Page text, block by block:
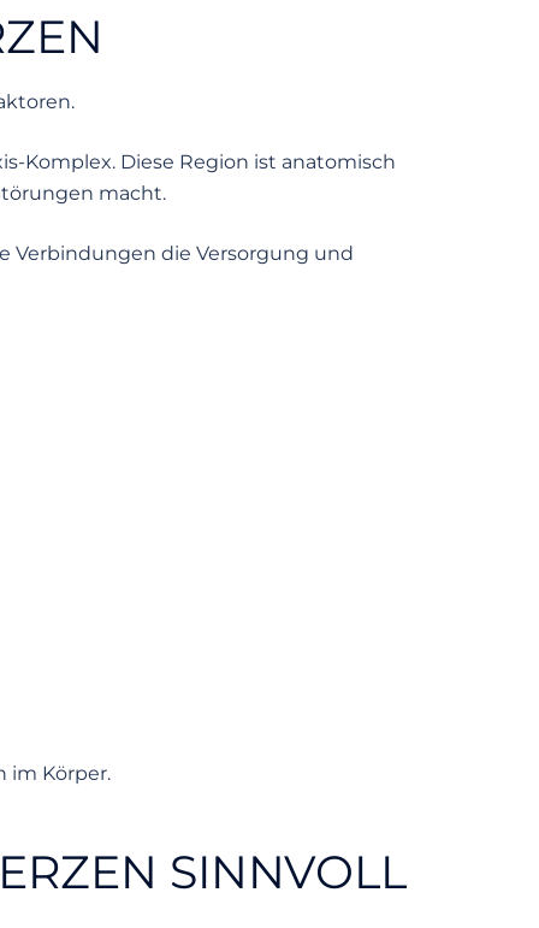
Komplex. Diese Region ist anatomisch
macht.
Verbindungen die Versorgung und
im Körper.
SINNVOLL